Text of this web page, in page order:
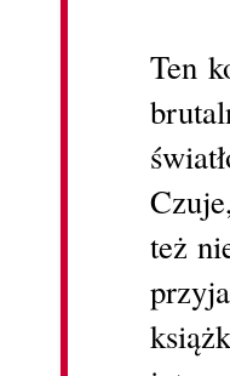
Ten
też